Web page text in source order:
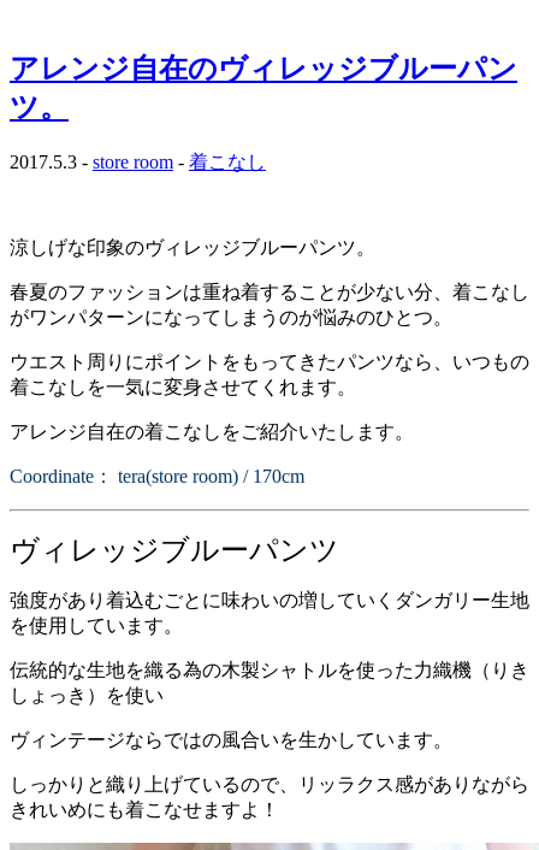
アレンジ自在のヴィレッジブルーパン
ツ。
2017.5.3 - store room - 着こなし
涼しげな印象のヴィレッジブルーパンツ。
春夏のファッションは重ね着することが少ない分、着こなし
がワンパターンになってしまうのが悩みのひとつ。
ウエスト周りにポイントをもってきたパンツなら、いつもの
着こなしを一気に変身させてくれます。
アレンジ自在の着こなしをご紹介いたします。
Coordinate： tera(store room) / 170cm
ヴィレッジブルーパンツ
強度があり着込むごとに味わいの増していくダンガリー生地
を使用しています。
伝統的な生地を織る為の木製シャトルを使った力織機（りき
しょっき）を使い
ヴィンテージならではの風合いを生かしています。
しっかりと織り上げているので、リッラクス感がありながら
きれいめにも着こなせますよ！